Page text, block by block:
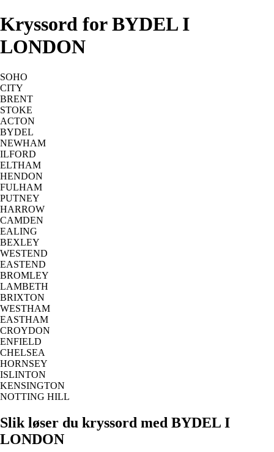
Kryssord for BYDEL I
LONDON
SOHO
CITY
BRENT
STOKE
ACTON
BYDEL
NEWHAM
ILFORD
ELTHAM
HENDON
FULHAM
PUTNEY
HARROW
CAMDEN
EALING
BEXLEY
WESTEND
EASTEND
BROMLEY
LAMBETH
BRIXTON
WESTHAM
EASTHAM
CROYDON
ENFIELD
CHELSEA
HORNSEY
ISLINTON
KENSINGTON
NOTTING HILL
Slik løser du kryssord med BYDEL I
LONDON